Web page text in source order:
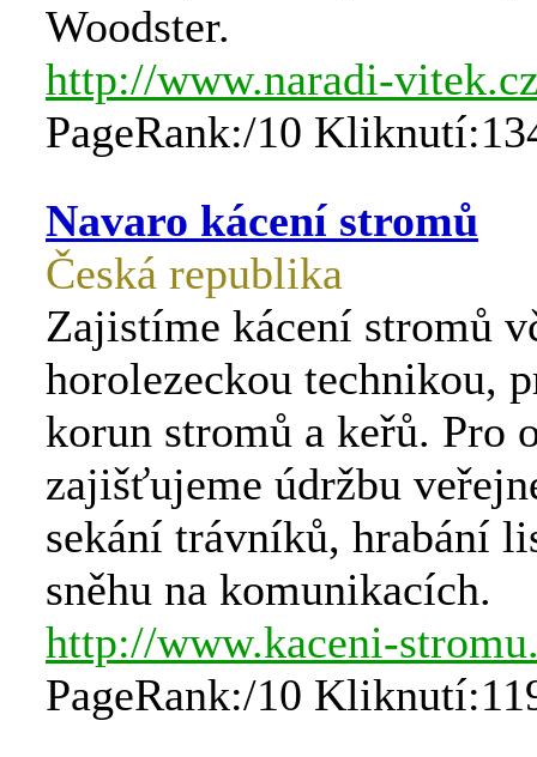
Woodster.
http://www.naradi-
PageRank:/10
Navaro kácení stromů
Česká republika
Zajistíme kácení stromů
horolezeckou technikou,
korun stromů a keřů. Pro
zajišťujeme údržbu
sekání trávníků, hrabání
sněhu na komunikacích.
http://www.kaceni-
PageRank:/10